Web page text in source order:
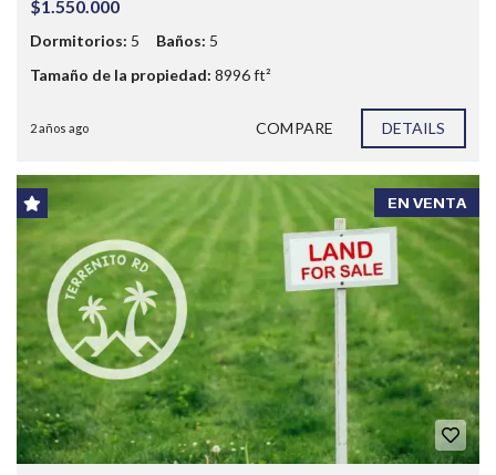
$1.550.000
Dormitorios: 5 Baños: 5
Tamaño de la propiedad: 8996 ft²
2 años ago COMPARE DETAILS
EN VENTA